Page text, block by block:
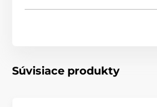
Súvisiace produkty